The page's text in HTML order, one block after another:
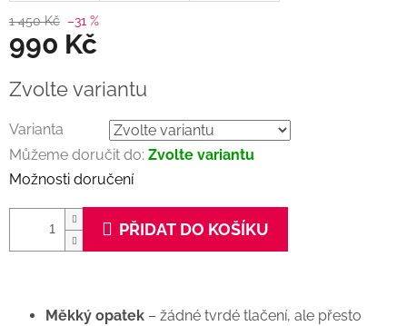
1 450 Kč –31 %
990 Kč
cena:
Zvolte variantu
Varianta
Můžeme doručit do: Zvolte variantu
Možnosti doručení
PŘIDAT DO KOŠÍKU
Měkký opatek – žádné tvrdé tlačení, ale přesto